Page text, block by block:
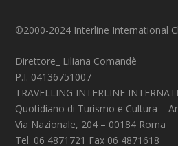
©2000-2024 Interline International
Direttore_ Liliana Comandè
P.I. 04136751007
TRAVELLING INTERLINE
Quotidiano di Turismo e Cultura –
Via Nazionale, 204 – 00184 Roma
Tel. 06 4871721 Fax 06 4871618